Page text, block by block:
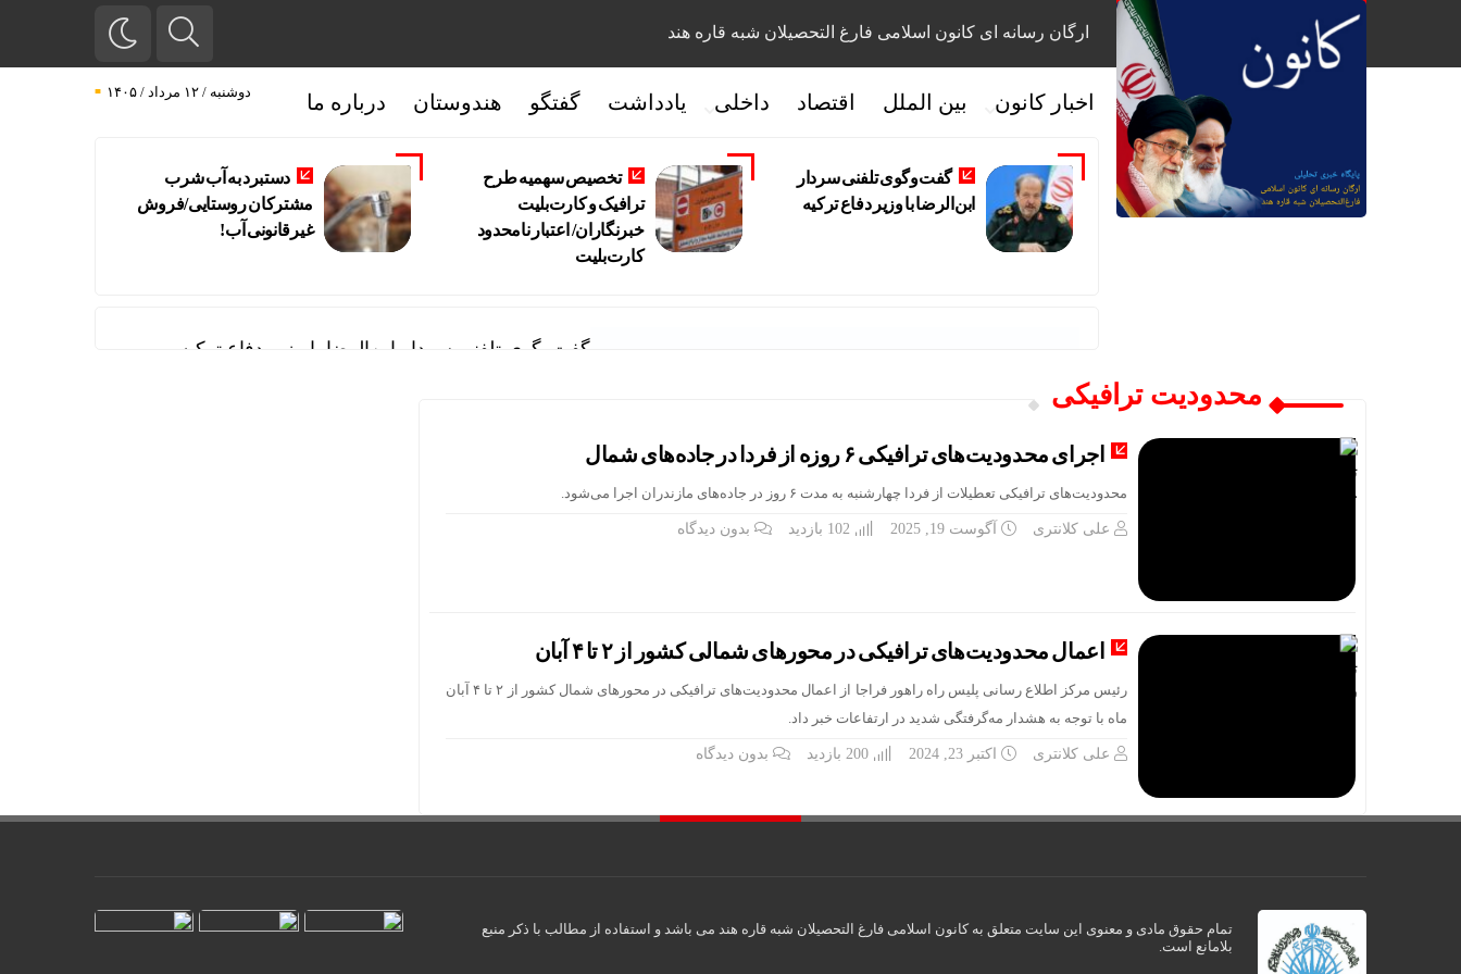
ارگان رسانه ای کانون اسلامی فارغ التحصیلان شبه قاره هند
اخبار کانون بین الملل اقتصاد داخلی یادداشت گفتگو هندوستان درباره ما دوشنبه / ۱۲ مرداد / ۱۴۰۵
گفت‌وگوی تلفنی سردار
ابن‌الرضا با وزیر دفاع ترکیه
تخصیص سهمیه طرح
ترافیک و کارت‌بلیت
خبرنگاران/ اعتبار نامحدود
کارت‌بلیت
دستبرد به آب شرب
مشترکان روستایی/فروش
غیرقانونی آب!
گفت‌وگوی تلفنی سردار ابن‌الرضا با وزیر دفاع ترکیه
تخصیص سهمیه طرح ترافیک و کارت‌بلیت خبرنگاران/ اعتبار نامحدود
محدودیت ترافیکی
اجرای محدودیت‌های ترافیکی ۶ روزه از فردا در جاده‌های شمال‌
محدودیت‌های ترافیکی تعطیلات از فردا چهارشنبه به مدت ۶ روز در جاده‌های مازندران اجرا می‌شود.
علی کلانتری آگوست 19, 2025 بدون دیدگاه
اعمال محدودیت‌های ترافیکی در محورهای شمالی کشور از ۲ تا ۴ آبان
رئیس مرکز اطلاع رسانی پلیس راه راهور فراجا از اعمال محدودیت‌های ترافیکی در محورهای شمال کشور از ۲ تا ۴ آبان
ماه با توجه به هشدار مه‌گرفتگی شدید در ارتفاعات خبر داد.
علی کلانتری اکتبر 23, 2024 بدون دیدگاه
تمام حقوق مادی و معنوی این سایت متعلق به کانون اسلامی فارغ التحصیلان شبه قاره هند می باشد و استفاده از مطالب با ذکر منبع
بلامانع است.